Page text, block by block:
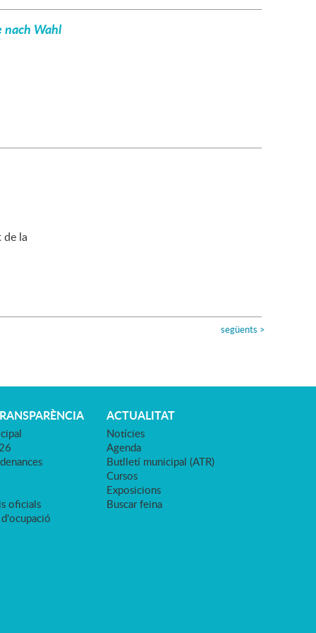
nach Wahl
de la
següents >
oficials
ACTUALITAT
Notícies
Agenda
Butlletí municipal (ATR)
Cursos
Exposicions
Buscar feina